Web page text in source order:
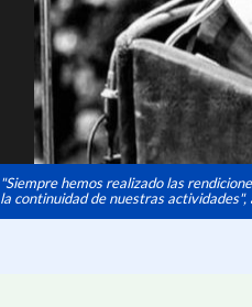
"Siempre hemos realizado las
la continuidad de nuestras